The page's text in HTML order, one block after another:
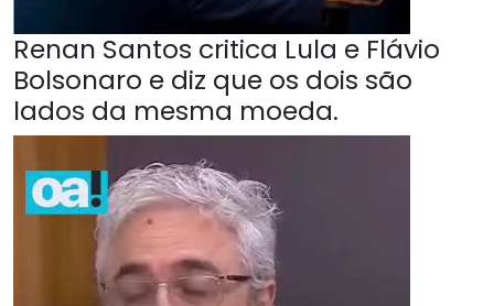
Renan Santos critica Lula e Flávio
Bolsonaro e diz que os dois são
lados da mesma moeda.